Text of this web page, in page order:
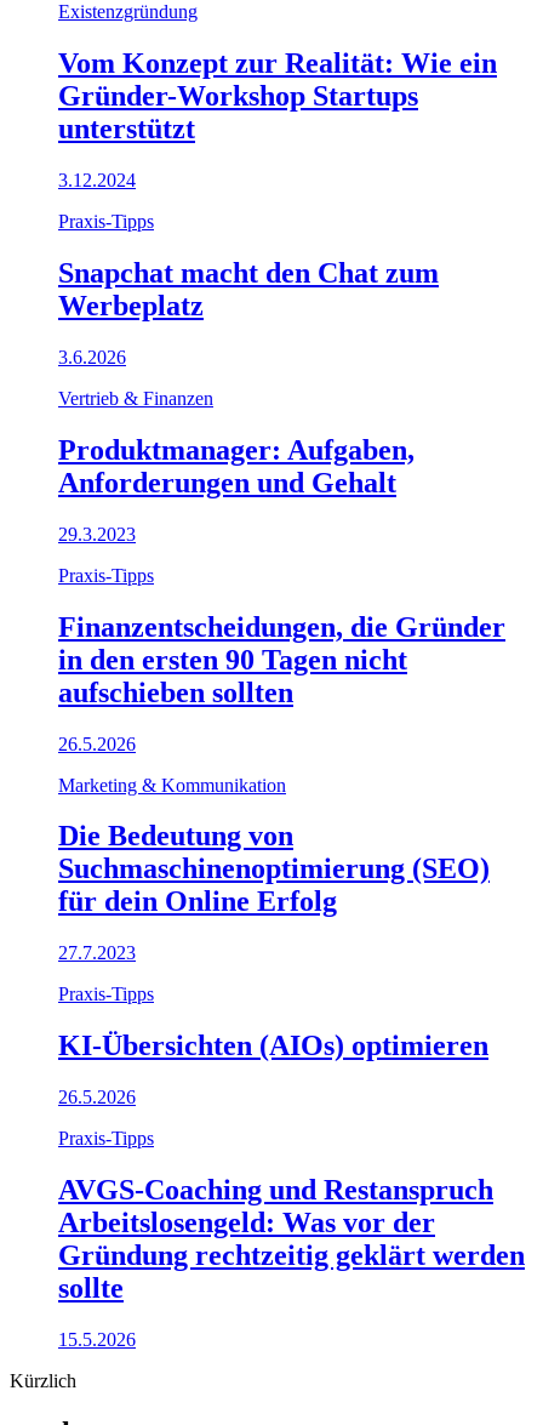
Existenzgründung
Vom Konzept zur Realität: Wie ein
Gründer-Workshop Startups
unterstützt
3.12.2024
Praxis-Tipps
Snapchat macht den Chat zum
Werbeplatz
3.6.2026
Vertrieb & Finanzen
Produktmanager: Aufgaben,
Anforderungen und Gehalt
29.3.2023
Praxis-Tipps
Finanzentscheidungen, die Gründer
in den ersten 90 Tagen nicht
aufschieben sollten
26.5.2026
Marketing & Kommunikation
Die Bedeutung von
Suchmaschinenoptimierung (SEO)
für dein Online Erfolg
27.7.2023
Praxis-Tipps
KI-Übersichten (AIOs) optimieren
26.5.2026
Praxis-Tipps
AVGS-Coaching und Restanspruch
Arbeitslosengeld: Was vor der
Gründung rechtzeitig geklärt werden
sollte
15.5.2026
Kürzlich